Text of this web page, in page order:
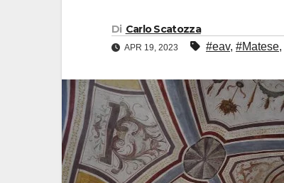
Di Carlo Scatozza
APR 19, 2023 #eav, #Matese,